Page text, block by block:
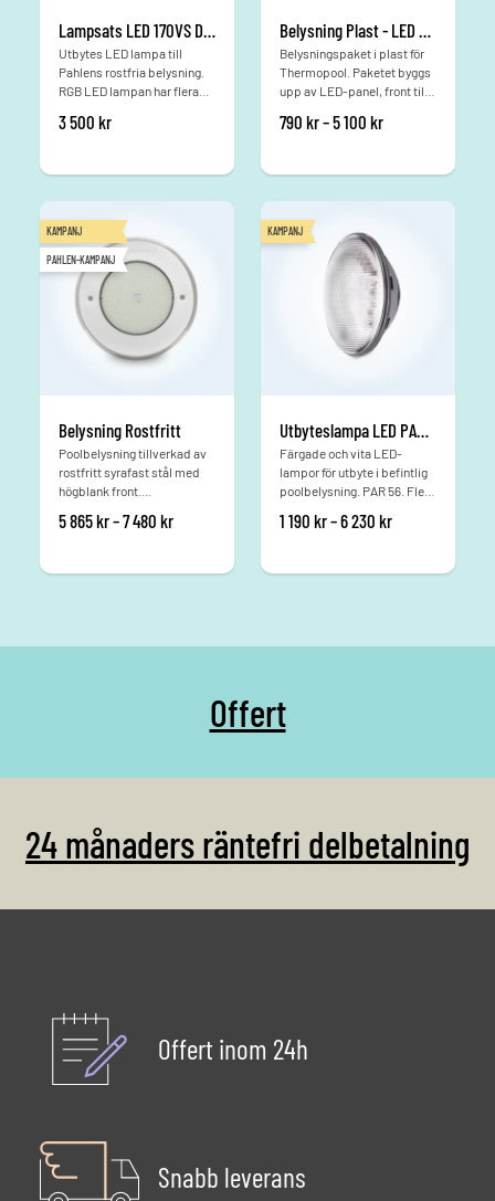
Lampsats LED 170VS DVM utbytes Pahlén RGB - inkl fästram & kabel
Utbytes LED lampa till
Pahlens rostfria belysning.
RGB LED lampan har flera
meter kabel.
3 500 kr
Belysning Plast - LED RGB
Belysningspaket i plast för
Thermopool. Paketet byggs
upp av LED-panel, front till
gjuts fast i poolstommen.
st) lampa önskas så behövs
det endast köpas en
fjärrkontroll.För en komplett
belysning behövs:Front till
LED lampa (vit, ljusgrå eller
antracit) Lampa LED RGB
(med eller utan fjärrkontroll)
Nisch som gjuts fast i
poolstomme
790 kr–5 100 krPrisintervall:
KAMPANJ
PAHLEN-KAMPANJ
Belysning Rostfritt
Poolbelysning tillverkad av
rostfritt syrafast stål med
högblank front.
höjer kvalitetskänslan och
5 865kr–7 480 krPrisintervall: 5 865 kr till 7 480 kr
KAMPANJ
Utbyteslampa LED PAR56
Färgade och vita LED-
lampor för utbyte i befintlig
poolbelysning. PAR 56. Flera
1 190 kr–6 230 krPrisintervall: 1
Offert
24 månaders räntefri delbetalning
Offert inom 24h
Snabb leverans